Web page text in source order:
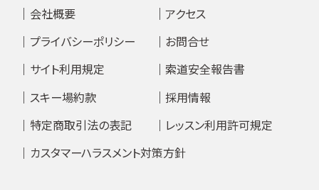
会社概要
プライバシーポリシー
サイト利用規定
スキー場約款
特定商取引法の表記
レッスン利用許可規定
アクセス
お問合せ
索道安全報告書
採用情報
カスタマーハラスメント対策方針